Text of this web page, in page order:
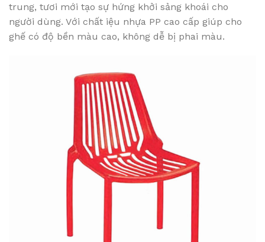
trung, tươi mới tạo sự hứng khởi sảng khoái cho
người dùng. Với chất iệu nhựa PP cao cấp giúp cho
ghế có độ bền màu cao, không dễ bị phai màu.